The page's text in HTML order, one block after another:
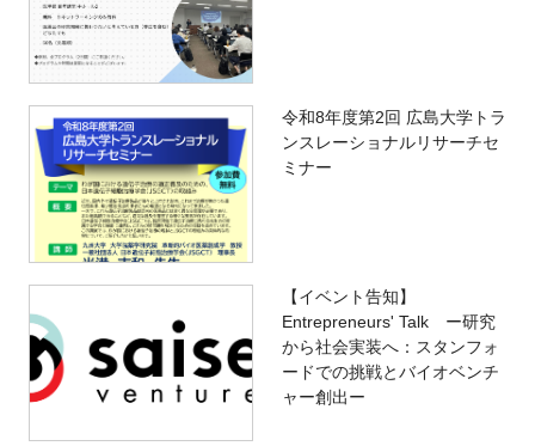
令和8年度第2回 広島大学トラ
ンスレーショナルリサーチセ
ミナー
【イベント告知】
Entrepreneurs' Talk ー研究
から社会実装へ：スタンフォ
ードでの挑戦とバイオベンチ
ャー創出ー